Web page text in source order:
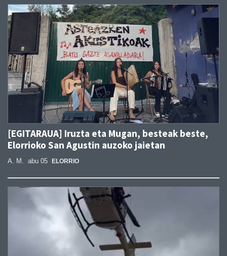
[EGITARAUA] Iruzta eta Mugan, besteak beste,
Elorrioko San Agustin auzoko jaietan
A. M. abu 05 ELORRIO